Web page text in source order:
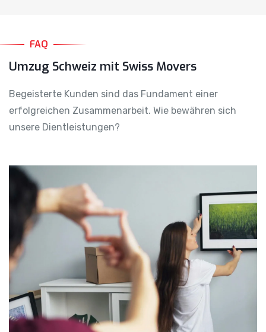
FAQ
Umzug Schweiz mit Swiss Movers
Begeisterte Kunden sind das Fundament einer
erfolgreichen Zusammenarbeit. Wie bewähren sich
unsere Dientleistungen?